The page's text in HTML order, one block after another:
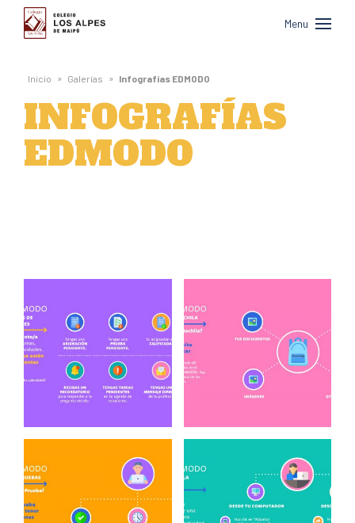
Colegio
Los
Alpes
de
Maipú
Menu
Inicio » Galerías » Infografías EDMODO
INFOGRAFÍAS
EDMODO